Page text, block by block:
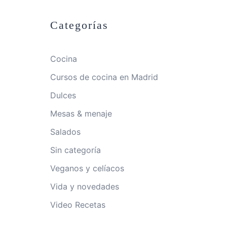
Categorías
Cocina
Cursos de cocina en Madrid
Dulces
Mesas & menaje
Salados
Sin categoría
Veganos y celíacos
Vida y novedades
Video Recetas